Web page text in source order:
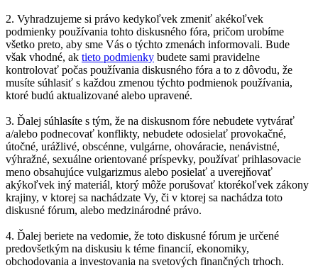
2. Vyhradzujeme si právo kedykoľvek zmeniť akékoľvek
podmienky používania tohto diskusného fóra, pričom urobíme
všetko preto, aby sme Vás o týchto zmenách informovali. Bude
však vhodné, ak tieto podmienky budete sami pravidelne
kontrolovať počas používania diskusného fóra a to z dôvodu, že
musíte súhlasiť s každou zmenou týchto podmienok používania,
ktoré budú aktualizované alebo upravené.
3. Ďalej súhlasíte s tým, že na diskusnom fóre nebudete vytvárať
a/alebo podnecovať konflikty, nebudete odosielať provokačné,
útočné, urážlivé, obscénne, vulgárne, ohováracie, nenávistné,
výhražné, sexuálne orientované príspevky, používať prihlasovacie
meno obsahujúce vulgarizmus alebo posielať a uverejňovať
akýkoľvek iný materiál, ktorý môže porušovať ktorékoľvek zákony
krajiny, v ktorej sa nachádzate Vy, či v ktorej sa nachádza toto
diskusné fórum, alebo medzinárodné právo.
4. Ďalej beriete na vedomie, že toto diskusné fórum je určené
predovšetkým na diskusiu k téme financií, ekonomiky,
obchodovania a investovania na svetových finančných trhoch.